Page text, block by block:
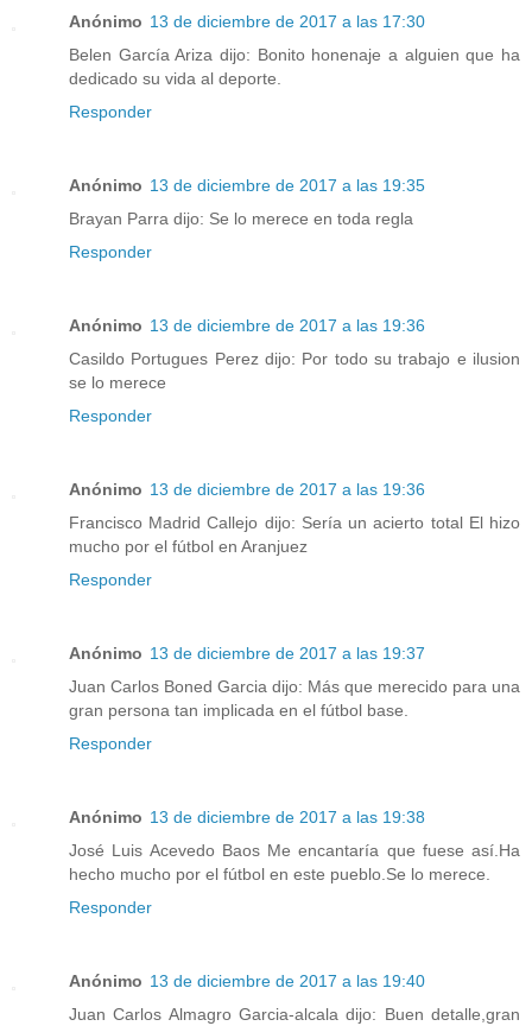
Anónimo 13 de diciembre de 2017 a las 17:30
Belen García Ariza dijo: Bonito honenaje a alguien que ha
dedicado su vida al deporte.
Responder
Anónimo 13 de diciembre de 2017 a las 19:35
Brayan Parra dijo: Se lo merece en toda regla
Responder
Anónimo 13 de diciembre de 2017 a las 19:36
Casildo Portugues Perez dijo: Por todo su trabajo e ilusion
se lo merece
Responder
Anónimo 13 de diciembre de 2017 a las 19:36
Francisco Madrid Callejo dijo: Sería un acierto total El hizo
mucho por el fútbol en Aranjuez
Responder
Anónimo 13 de diciembre de 2017 a las 19:37
Juan Carlos Boned Garcia dijo: Más que merecido para una
gran persona tan implicada en el fútbol base.
Responder
Anónimo 13 de diciembre de 2017 a las 19:38
José Luis Acevedo Baos Me encantaría que fuese así.Ha
hecho mucho por el fútbol en este pueblo.Se lo merece.
Responder
Anónimo 13 de diciembre de 2017 a las 19:40
Juan Carlos Almagro Garcia-alcala dijo: Buen detalle,gran